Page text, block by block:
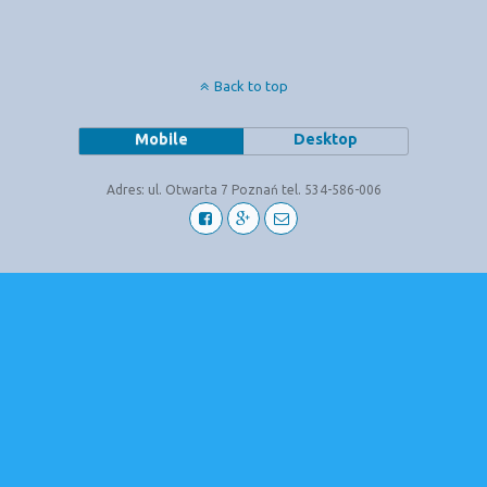
Back to top
Mobile Desktop
Adres: ul. Otwarta 7 Poznań tel. 534-586-006